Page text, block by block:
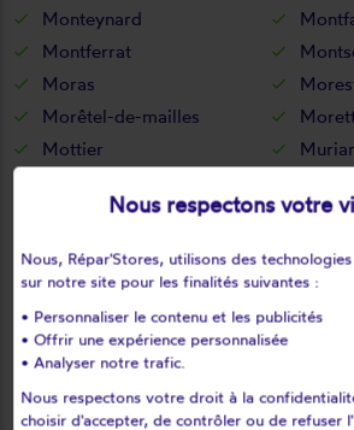
Monteynard
Montferrat
Moras
Morêtel-de-mailles
Mottier
Notre-dame-de-mésage
Notre-
Noyarey
Oris-en-rattier
Ornon
Oyeu
Nous respectons votre
Nous, Répar'Stores, utilisons des
sur notre site pour les finalités suivantes :
• Personnaliser le contenu et les publicités
• Offrir une expérience personnalisée
• Analyser notre trafic.
Nous respectons votre droit à la
choisir d'accepter, de contrôler ou de refuser